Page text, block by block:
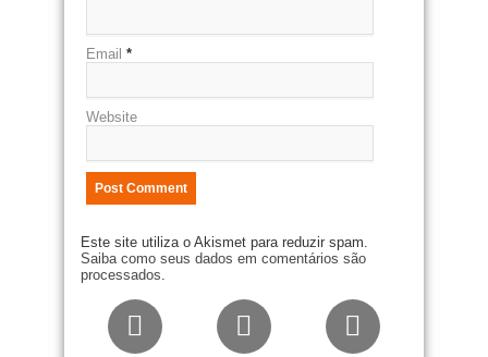
Email *
Website
Este site utiliza o Akismet para reduzir spam.
Saiba como seus dados em comentários são
processados.